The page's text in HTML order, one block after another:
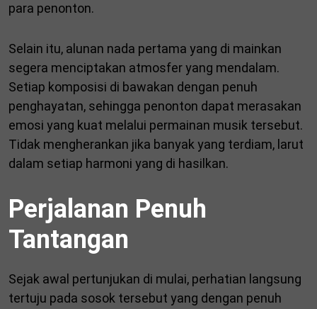
para penonton.
Selain itu, alunan nada pertama yang di mainkan
segera menciptakan atmosfer yang mendalam.
Setiap komposisi di bawakan dengan penuh
penghayatan, sehingga penonton dapat merasakan
emosi yang kuat melalui permainan musik tersebut.
Tidak mengherankan jika banyak yang terdiam, larut
dalam setiap harmoni yang di hasilkan.
Perjalanan Penuh
Tantangan
Sejak awal pertunjukan di mulai, perhatian langsung
tertuju pada sosok tersebut yang dengan penuh